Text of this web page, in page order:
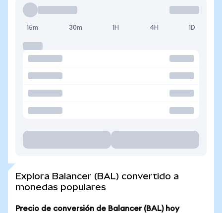
15m 30m 1H 4H 1D
Explora Balancer (BAL) convertido a
monedas populares
Precio de conversión de Balancer (BAL) hoy